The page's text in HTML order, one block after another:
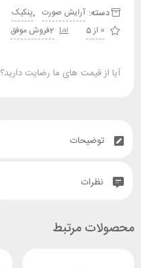
دسته: آرایش صورت ,پنکیک
0 از 5
2فروش موفق
آیا از قیمت های ما رضایت دارید؟
توضیحات
نظرات
محصولات مرتبط